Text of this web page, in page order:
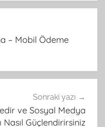
– Mobil Ödeme
Sonraki yazı
ve Sosyal Medya
Nasıl Güçlendirirsiniz